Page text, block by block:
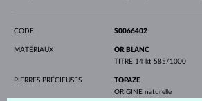
CODE S0066402
MATÉRIAUX
OR BLANC
TITRE 14 kt 585/1000
PIERRES PRÉCIEUSES
TOPAZE
ORIGINE naturelle